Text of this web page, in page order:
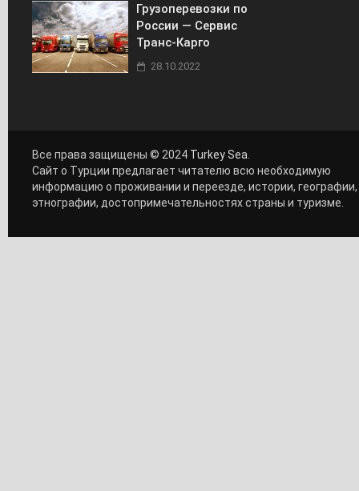
Грузоперевозки по
России — Сервис
Транс-Карго
28.10.2022
Все права защищены © 2024 Turkey Sea
Сайт о Турции предлагает читателю всю необходимую
информацию о проживании и переезде, истории, географии,
этнографии, достопримечательностях страны и туризме.